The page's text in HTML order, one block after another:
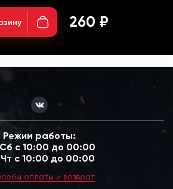
260 ₽
Режим работы:
с 10:00 до 00:00
с 10:00 до 00:00
оплаты и возврат